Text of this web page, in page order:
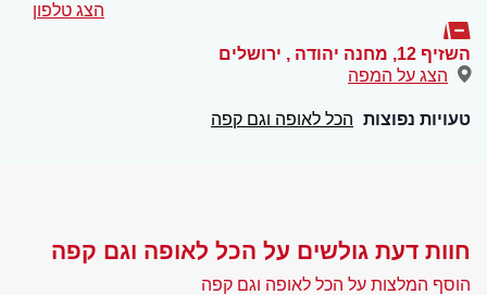
הצג טלפון
השזיף 12, מחנה יהודה , ירושלים
הצג על המפה
טעויות נפוצות הכל לאופה וגם קפה
חוות דעת גולשים על הכל לאופה וגם קפה
הוסף המלצות על הכל לאופה וגם קפה